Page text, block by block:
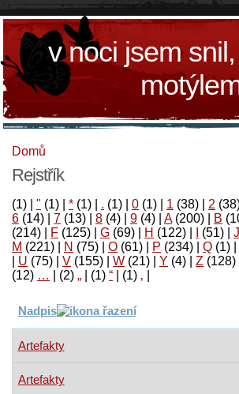
v noci jsem
Domů
Rejstřík
(1) " (1) * (1) . (1) 0 (1) 1 (38) 2
6 (14) 7 (13) 8 (4) 9 (4) A(200) B
(214)
F (125) G (69) H (122) (51) J
M (221) N (75) O (61) P (234) Q (1)
U (75) V (155) W (21) Y (4) Z (128)
‚
(1)
“
(1)
„
(2)
…
(12)
Nadpis
Artefakty
Artefakty